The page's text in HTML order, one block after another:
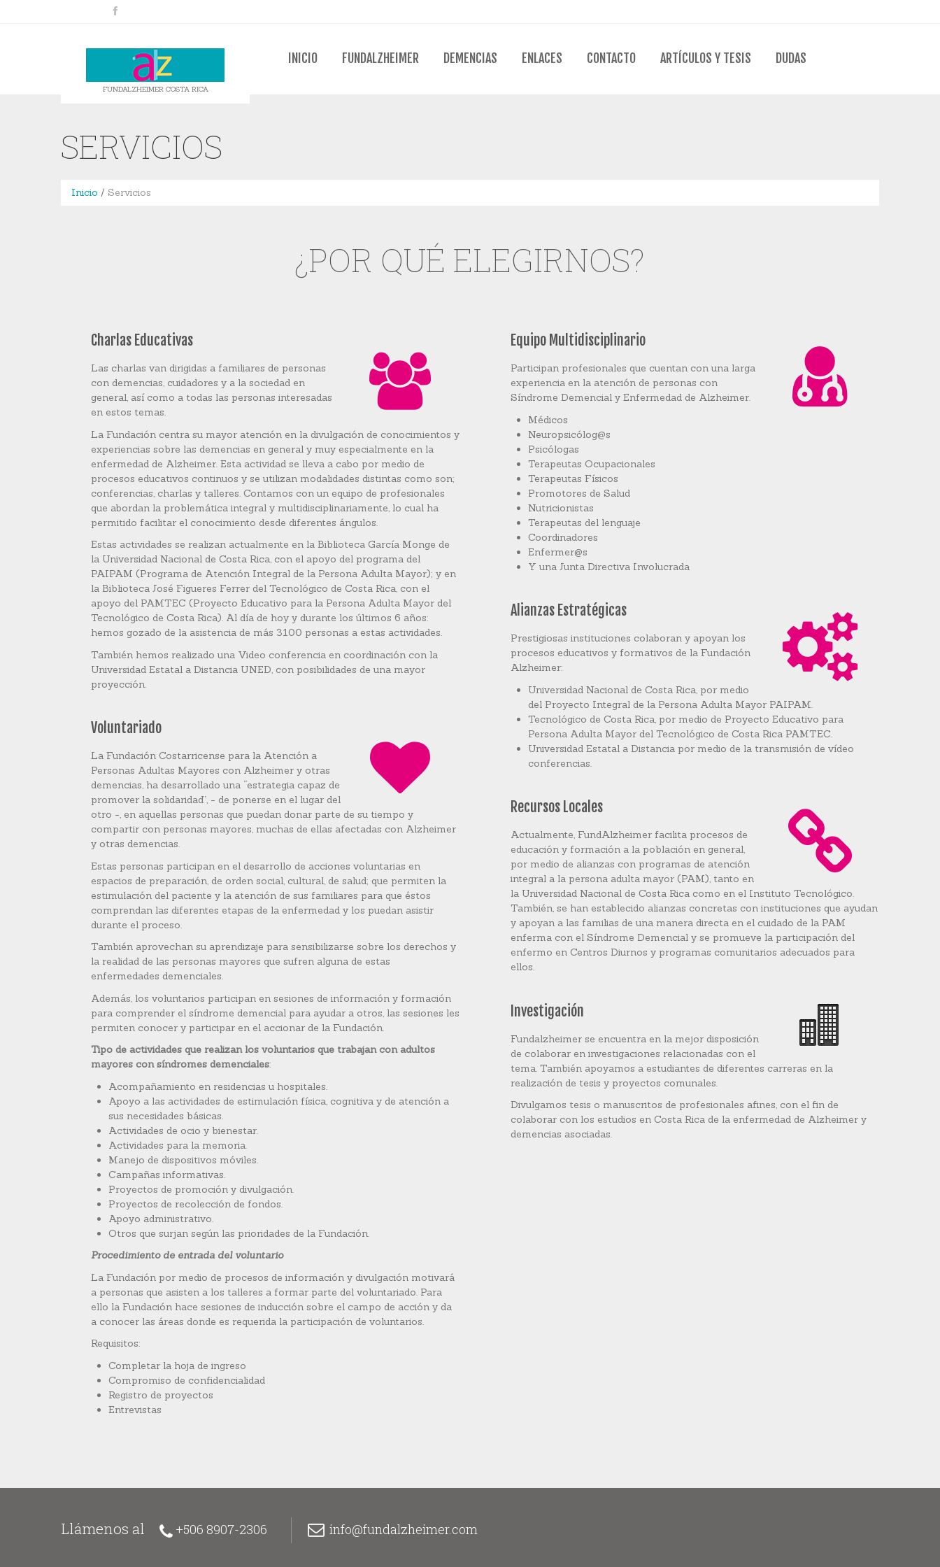
FUNDALZHEIMER COSTA RICA
INICIO FUNDALZHEIMER DEMENCIAS ENLACES CONTACTO ARTÍCULOS Y TESIS DUDAS
SERVICIOS
Inicio Servicios
¿POR QUÉ ELEGIRNOS?
Charlas Educativas
Las charlas van dirigidas a familiares de personas
con demencias, cuidadores y a la sociedad en
general, así como a todas las personas interesadas
en estos temas.
La Fundación centra su mayor atención en la divulgación de conocimientos y
experiencias sobre las demencias en general y muy especialmente en la
enfermedad de Alzheimer. Esta actividad se lleva a cabo por medio de
procesos educativos continuos y se utilizan modalidades distintas como son;
conferencias, charlas y talleres. Contamos con un equipo de profesionales
que abordan la problemática integral y multidisciplinariamente, lo cual ha
permitido facilitar el conocimiento desde diferentes ángulos.
Estas actividades se realizan actualmente en la Biblioteca García Monge de
la Universidad Nacional de Costa Rica, con el apoyo del programa del
PAIPAM (Programa de Atención Integral de la Persona Adulta Mayor); y en
la Biblioteca José Figueres Ferrer del Tecnológico de Costa Rica, con el
apoyo del PAMTEC (Proyecto Educativo para la Persona Adulta Mayor del
Tecnológico de Costa Rica). Al día de hoy y durante los últimos 6 años:
hemos gozado de la asistencia de más 3100 personas a estas actividades.
También hemos realizado una Video conferencia en coordinación con la
Universidad Estatal a Distancia UNED, con posibilidades de una mayor
proyección.
Voluntariado
La Fundación Costarricense para la Atención a
Personas Adultas Mayores con Alzheimer y otras
demencias, ha desarrollado una “estrategia capaz de
promover la solidaridad”, - de ponerse en el lugar del
otro -, en aquellas personas que puedan donar parte de su tiempo y
compartir con personas mayores, muchas de ellas afectadas con Alzheimer
y otras demencias.
Estas personas participan en el desarrollo de acciones voluntarias en
espacios de preparación, de orden social, cultural, de salud; que permiten la
estimulación del paciente y la atención de sus familiares para que éstos
comprendan las diferentes etapas de la enfermedad y los puedan asistir
durante el proceso.
También aprovechan su aprendizaje para sensibilizarse sobre los derechos y
la realidad de las personas mayores que sufren alguna de estas
enfermedades demenciales.
Además, los voluntarios participan en sesiones de información y formación
para comprender el síndrome demencial para ayudar a otros, las sesiones les
permiten conocer y participar en el accionar de la Fundación.
Tipo de actividades que realizan los voluntarios que trabajan con adultos
mayores con síndromes demenciales:
Acompañamiento en residencias u hospitales.
Apoyo a las actividades de estimulación física, cognitiva y de atención a
sus necesidades básicas.
Actividades de ocio y bienestar.
Actividades para la memoria.
Manejo de dispositivos móviles.
Campañas informativas.
Proyectos de promoción y divulgación.
Proyectos de recolección de fondos.
Apoyo administrativo.
Otros que surjan según las prioridades de la Fundación.
Procedimiento de entrada del voluntario
La Fundación por medio de procesos de información y divulgación motivará
a personas que asisten a los talleres a formar parte del voluntariado. Para
ello la Fundación hace sesiones de inducción sobre el campo de acción y da
a conocer las áreas donde es requerida la participación de voluntarios.
Requisitos:
Completar la hoja de ingreso
Compromiso de confidencialidad
Registro de proyectos
Entrevistas
Equipo Multidisciplinario
Participan profesionales que cuentan con una larga
experiencia en la atención de personas con
Síndrome Demencial y Enfermedad de Alzheimer.
Médicos
Neuropsicólog@s
Psicólogas
Terapeutas Ocupacionales
Terapeutas Físicos
Promotores de Salud
Nutricionistas
Terapeutas del lenguaje
Coordinadores
Enfermer@s
Y una Junta Directiva Involucrada
Alianzas Estratégicas
Prestigiosas instituciones colaboran y apoyan los
procesos educativos y formativos de la Fundación
Alzheimer:
Universidad Nacional de Costa Rica, por medio
del Proyecto Integral de la Persona Adulta Mayor PAIPAM.
Tecnológico de Costa Rica, por medio de Proyecto Educativo para
Persona Adulta Mayor del Tecnológico de Costa Rica PAMTEC.
Universidad Estatal a Distancia por medio de la transmisión de vídeo
conferencias.
Recursos Locales
Actualmente, FundAlzheimer facilita procesos de
educación y formación a la población en general,
por medio de alianzas con programas de atención
integral a la persona adulta mayor (PAM), tanto en
la Universidad Nacional de Costa Rica como en el Instituto Tecnológico.
También, se han establecido alianzas concretas con instituciones que ayudan
y apoyan a las familias de una manera directa en el cuidado de la PAM
enferma con el Síndrome Demencial y se promueve la participación del
enfermo en Centros Diurnos y programas comunitarios adecuados para
ellos.
Investigación
Fundalzheimer se encuentra en la mejor disposición
de colaborar en investigaciones relacionadas con el
tema. También apoyamos a estudiantes de diferentes carreras en la
realización de tesis y proyectos comunales.
Divulgamos tesis o manuscritos de profesionales afines, con el fin de
colaborar con los estudios en Costa Rica de la enfermedad de Alzheimer y
demencias asociadas.
Llámenos al +506 8907-2306 info@fundalzheimer.com